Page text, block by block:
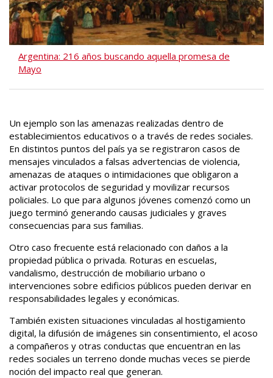
Argentina: 216 años buscando aquella promesa de
Mayo
Un ejemplo son las amenazas realizadas dentro de
establecimientos educativos o a través de redes sociales.
En distintos puntos del país ya se registraron casos de
mensajes vinculados a falsas advertencias de violencia,
amenazas de ataques o intimidaciones que obligaron a
activar protocolos de seguridad y movilizar recursos
policiales. Lo que para algunos jóvenes comenzó como un
juego terminó generando causas judiciales y graves
consecuencias para sus familias.
Otro caso frecuente está relacionado con daños a la
propiedad pública o privada. Roturas en escuelas,
vandalismo, destrucción de mobiliario urbano o
intervenciones sobre edificios públicos pueden derivar en
responsabilidades legales y económicas.
También existen situaciones vinculadas al hostigamiento
digital, la difusión de imágenes sin consentimiento, el acoso
a compañeros y otras conductas que encuentran en las
redes sociales un terreno donde muchas veces se pierde
noción del impacto real que generan.